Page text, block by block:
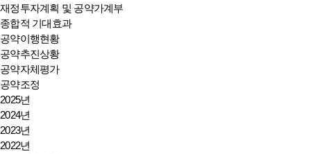
재정투자계획 및 공약가계부
종합적 기대효과
공약이행현황
공약추진상황
공약자체평가
공약조정
2025년
2024년
2023년
2022년